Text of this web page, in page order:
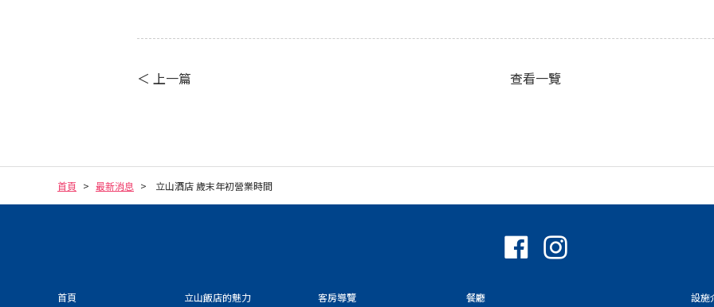
查看一覽
＜ 上一篇
首頁 最新消息 立山酒店 歲末年初營業時間
首頁
立山飯店的魅力
客房導覽
餐廳
設施